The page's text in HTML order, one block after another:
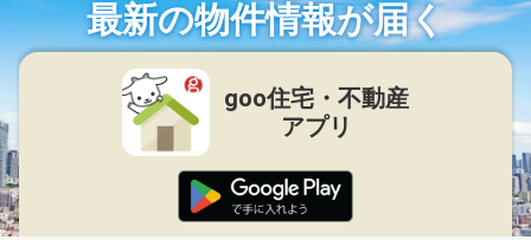
最新の物件情報が届く
goo住宅・不動産
アプリ